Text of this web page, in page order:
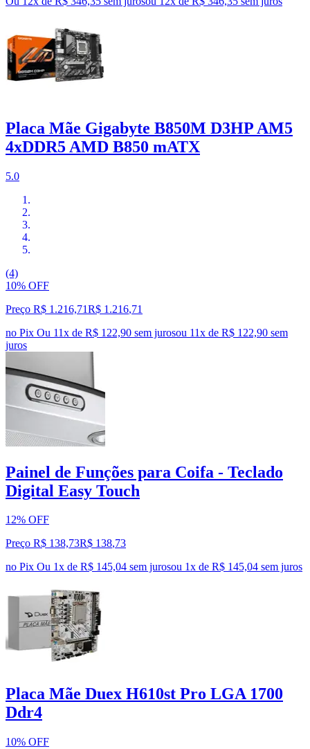
Placa Mãe Gigabyte B850M D3HP AM5
4xDDR5 AMD B850 mATX
5.0
(4)
10% OFF
Preço R$ 1.216,71R$ 1.216,71
no Pix Ou 11x de R$ 122,90 sem jurosou 11x de R$ 122,90 sem
juros
Painel de Funções para Coifa - Teclado
Digital Easy Touch
12% OFF
Preço R$ 138,73R$ 138,73
no Pix Ou 1x de R$ 145,04 sem jurosou 1x de R$ 145,04 sem juros
Placa Mãe Duex H610st Pro LGA 1700
Ddr4
10% OFF